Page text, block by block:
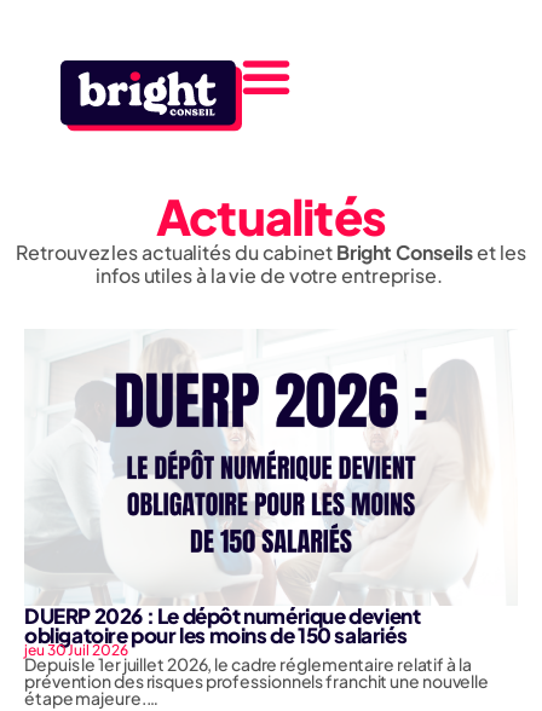
Actualités
Retrouvez les actualités du cabinetBright Conseilset les
infos utiles à la vie de votre entreprise.
DUERP 2026 : Le dépôt numérique devient
obligatoire pour les moins de 150 salariés
jeu 30 Juil 2026
Depuis le 1er juillet 2026, le cadre réglementaire relatif à la
prévention des risques professionnels franchit une nouvelle
étape majeure.…